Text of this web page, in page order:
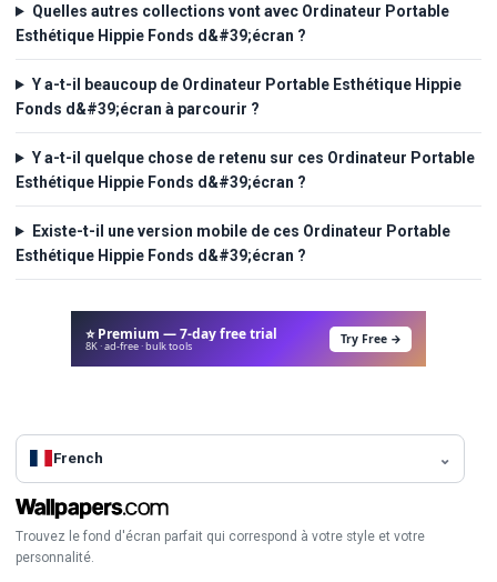
Quelles autres collections vont avec Ordinateur Portable
Esthétique Hippie Fonds d&#39;écran ?
Y a-t-il beaucoup de Ordinateur Portable Esthétique Hippie
Fonds d&#39;écran à parcourir ?
Y a-t-il quelque chose de retenu sur ces Ordinateur Portable
Esthétique Hippie Fonds d&#39;écran ?
Existe-t-il une version mobile de ces Ordinateur Portable
Esthétique Hippie Fonds d&#39;écran ?
⭐ Premium — 7-day free trial
8K · ad-free · bulk tools Try Free →
French
Trouvez le fond d'écran parfait qui correspond à votre style et votre
personnalité.